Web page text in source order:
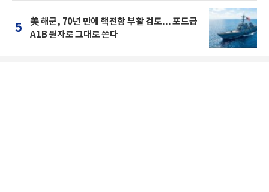
5
美 해군, 70년 만에 핵전함 부활 검토… 포드급
A1B 원자로 그대로 쓴다